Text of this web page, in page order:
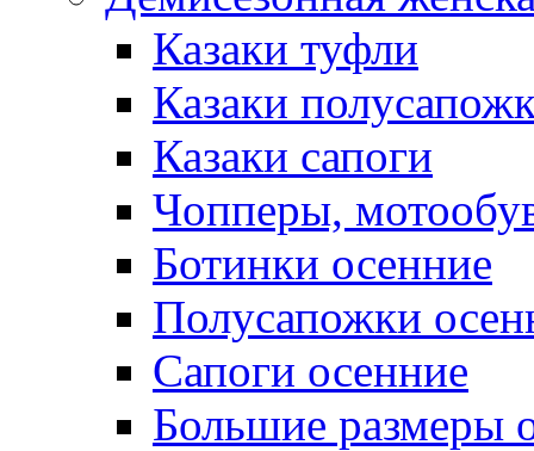
Казаки туфли
Казаки
Казаки сапоги
Чопперы,
Ботинки осенние
Полусапожки
Сапоги осенние
Большие размеры